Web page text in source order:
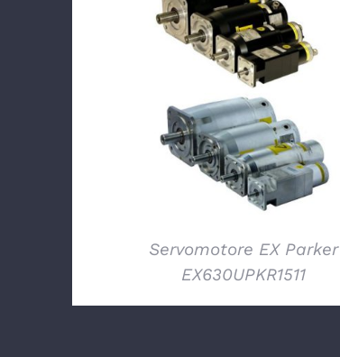
DETTAGLI
Servomotore EX Parker
EX630UPKR1511